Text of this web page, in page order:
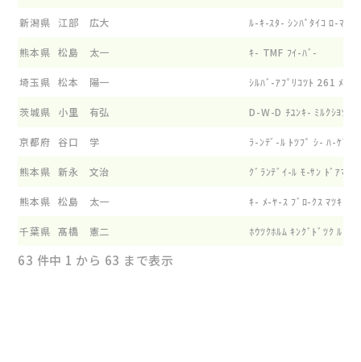
新潟県 江部 広大 ﾙ-ｷ-ｽﾀ- ｼﾝﾊﾟﾀｲｺ ﾛ-ﾏﾝ
熊本県 松島 太一 ｷ- TMF ﾌｲ-ﾊﾞ-
埼玉県 松本 陽一 ｼﾙﾊﾞ-ｱﾌﾟﾘｺﾂﾄ 261 ﾒｲﾌ
茨城県 小里 有弘 D-W-D ﾁﾕﾝｷ- ﾐﾙｸｼﾖﾂﾌﾟ
京都府 谷口 学 ﾗ-ﾝﾃﾞ-ﾙ ﾄﾂﾌﾟ ｼ- ﾊ-ｹﾞﾝ
熊本県 新永 文治 ｸﾞﾗﾝﾃﾞｲ-ﾙ ﾓ-ｻﾝ ﾄﾞｱﾏﾝ
熊本県 松島 太一 ｷ- ﾒ-ﾔ-ｽ ﾌﾞﾛ-ｸｽ ﾏﾂｷ-
千葉県 髙橋 憲二 ﾎｳﾂｸﾎﾙﾑ ｷﾝｸﾞﾄﾞﾂｸ ﾙ-ｷ-
63 件中 1 から 63 まで表示